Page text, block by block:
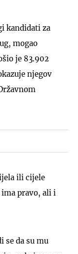
kandidati za
mogao
je 83.902
njegov
ili cijele
pravo, ali i
se da su mu